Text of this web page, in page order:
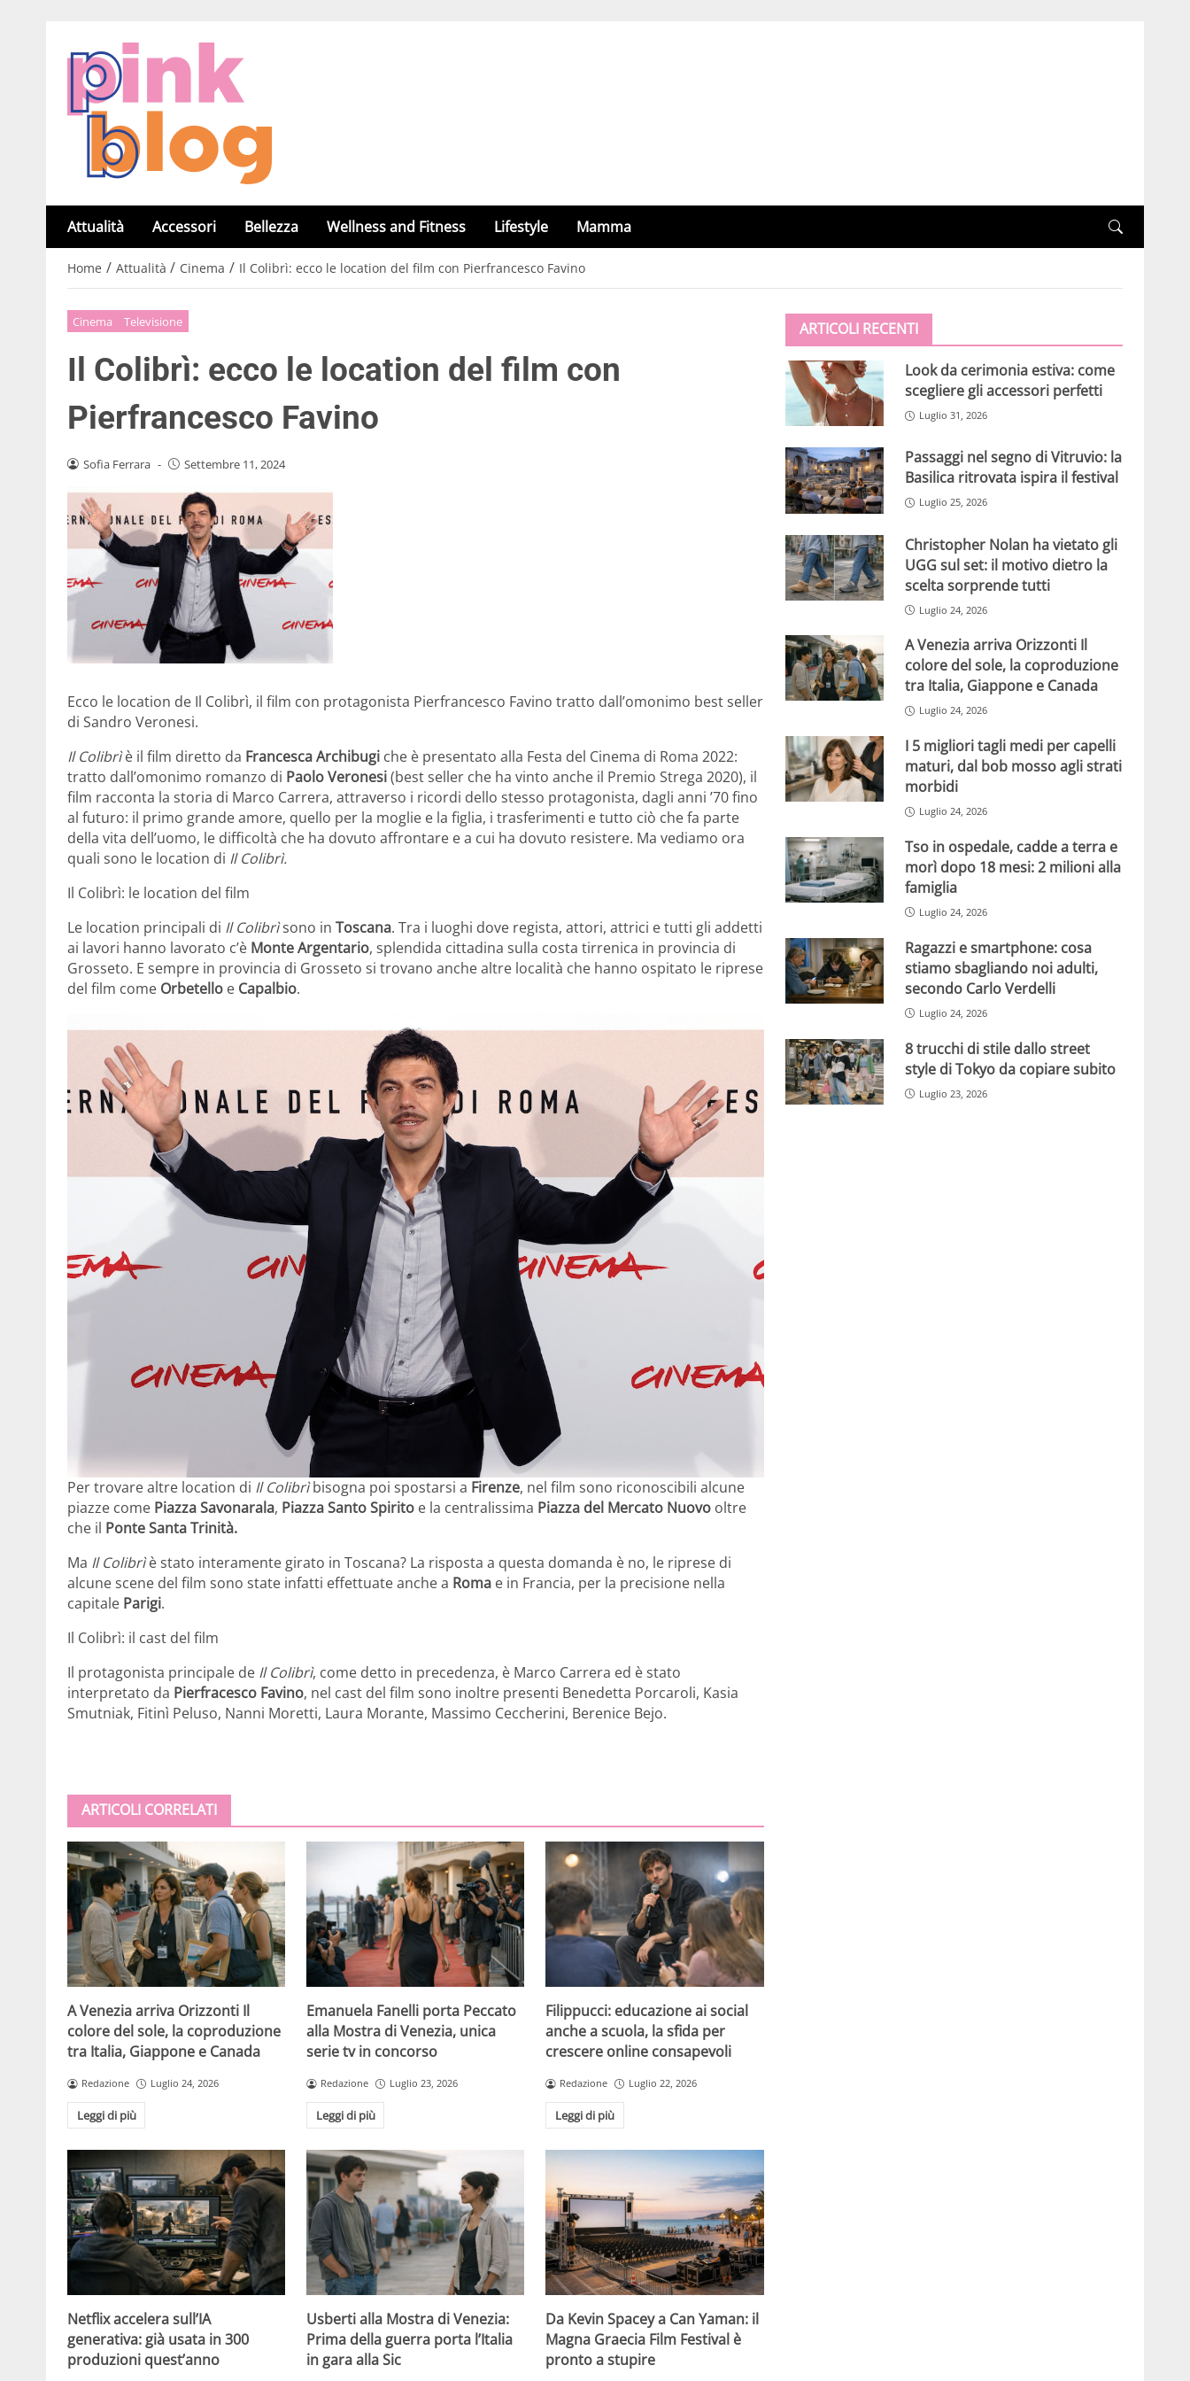
Attualità Accessori Bellezza Wellness and Fitness Lifestyle Mamma
Home / Attualità / Cinema / Il Colibrì: ecco le location del film con Pierfrancesco Favino
Cinema Televisione
Il Colibrì: ecco le location del film con
Pierfrancesco Favino
Sofia Ferrara - Settembre 11, 2024
Ecco le location de Il Colibrì, il film con protagonista Pierfrancesco Favino tratto dall’omonimo best seller
di Sandro Veronesi.
Il Colibrìè il film diretto da Francesca Archibugi che è presentato alla Festa del Cinema di Roma 2022:
tratto dall’omonimo romanzo di Paolo Veronesi(best seller che ha vinto anche il Premio Strega 2020), il
film racconta la storia di Marco Carrera, attraverso i ricordi dello stesso protagonista, dagli anni ’70 fino
al futuro: il primo grande amore, quello per la moglie e la figlia, i trasferimenti e tutto ciò che fa parte
della vita dell’uomo, le difficoltà che ha dovuto affrontare e a cui ha dovuto resistere. Ma vediamo ora
quali sono le location di Il Colibrì.
Il Colibrì: le location del film
Le location principali di Il Colibrìsono in Toscana. Tra i luoghi dove regista, attori, attrici e tutti gli addetti
ai lavori hanno lavorato c’è Monte Argentario, splendida cittadina sulla costa tirrenica in provincia di
Grosseto. E sempre in provincia di Grosseto si trovano anche altre località che hanno ospitato le riprese
del film come Orbetello e Capalbio.
Per trovare altre location di Il Colibrìbisogna poi spostarsi a Firenze, nel film sono riconoscibili alcune
piazze come Piazza Savonarala, Piazza Santo Spirito e la centralissima Piazza del Mercato Nuovo oltre
che il Ponte Santa Trinità.
Ma Il Colibrìè stato interamente girato in Toscana? La risposta a questa domanda è no, le riprese di
alcune scene del film sono state infatti effettuate anche a Roma e in Francia, per la precisione nella
capitale Parigi.
Il Colibrì: il cast del film
Il protagonista principale de Il Colibrì, come detto in precedenza, è Marco Carrera ed è stato
interpretato da Pierfracesco Favino, nel cast del film sono inoltre presenti Benedetta Porcaroli, Kasia
Smutniak, Fitinì Peluso, Nanni Moretti, Laura Morante, Massimo Ceccherini, Berenice Bejo.
ARTICOLI CORRELATI
A Venezia arriva Orizzonti Il
colore del sole, la coproduzione
tra Italia, Giappone e Canada
Redazione Luglio 24, 2026
Leggi di più
Emanuela Fanelli porta Peccato
alla Mostra di Venezia, unica
serie tv in concorso
Redazione Luglio 23, 2026
Leggi di più
Filippucci: educazione ai social
anche a scuola, la sfida per
crescere online consapevoli
Redazione Luglio 22, 2026
Leggi di più
Netflix accelera sull’IA
generativa: già usata in 300
produzioni quest’anno
Usberti alla Mostra di Venezia:
Prima della guerra porta l’Italia
in gara alla Sic
Da Kevin Spacey a Can Yaman: il
Magna Graecia Film Festival è
pronto a stupire
ARTICOLI RECENTI
Look da cerimonia estiva: come
scegliere gli accessori perfetti
Luglio 31, 2026
Passaggi nel segno di Vitruvio: la
Basilica ritrovata ispira il festival
Luglio 25, 2026
Christopher Nolan ha vietato gli
UGG sul set: il motivo dietro la
scelta sorprende tutti
Luglio 24, 2026
A Venezia arriva Orizzonti Il
colore del sole, la coproduzione
tra Italia, Giappone e Canada
Luglio 24, 2026
I 5 migliori tagli medi per capelli
maturi, dal bob mosso agli strati
morbidi
Luglio 24, 2026
Tso in ospedale, cadde a terra e
morì dopo 18 mesi: 2 milioni alla
famiglia
Luglio 24, 2026
Ragazzi e smartphone: cosa
stiamo sbagliando noi adulti,
secondo Carlo Verdelli
Luglio 24, 2026
8 trucchi di stile dallo street
style di Tokyo da copiare subito
Luglio 23, 2026